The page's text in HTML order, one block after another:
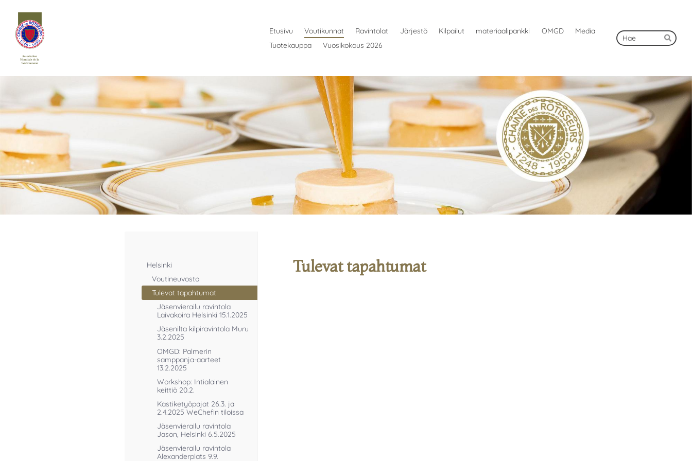
Siirry
sivun
sisältöön
Chaîne des Rôtisseurs Finlande ry
Etusivu Voutikunnat Ravintolat Järjestö Kilpailut materiaalipankki OMGD
Media
Tuotekauppa
Vuosikokous 2026
Haku
Hae
Helsinki
Voutineuvosto
Tulevat tapahtumat
Jäsenvierailu ravintola
Laivakoira Helsinki 15.1.2025
Jäsenilta kilpiravintola Muru
3.2.2025
OMGD: Palmerin
samppanja-aarteet
13.2.2025
Workshop: Intialainen
keittiö 20.2.
Kastiketyöpajat 26.3. ja
2.4.2025 WeChefin tiloissa
Jäsenvierailu ravintola
Jason, Helsinki 6.5.2025
Jäsenvierailu ravintola
Alexanderplats 9.9.
Tulevat tapahtumat